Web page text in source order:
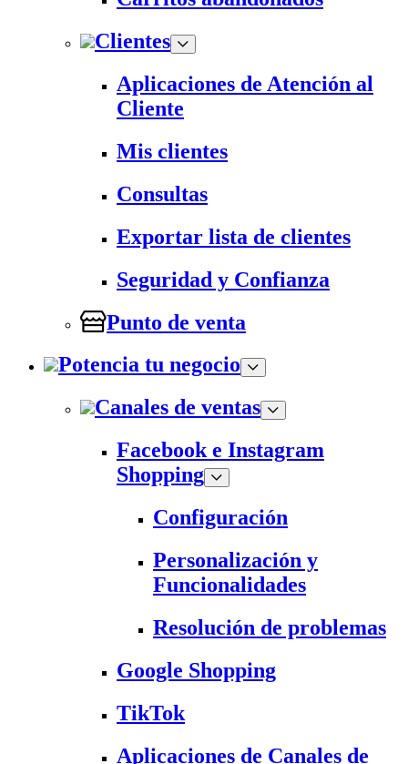
Clientes
Aplicaciones de Atención al
Cliente
Mis clientes
Consultas
Exportar lista de clientes
Seguridad y Confianza
Punto de venta
Potencia tu negocio
Canales de ventas
Facebook e Instagram
Shopping
Configuración
Personalización y
Funcionalidades
Resolución de problemas
Google Shopping
TikTok
Aplicaciones de Canales de